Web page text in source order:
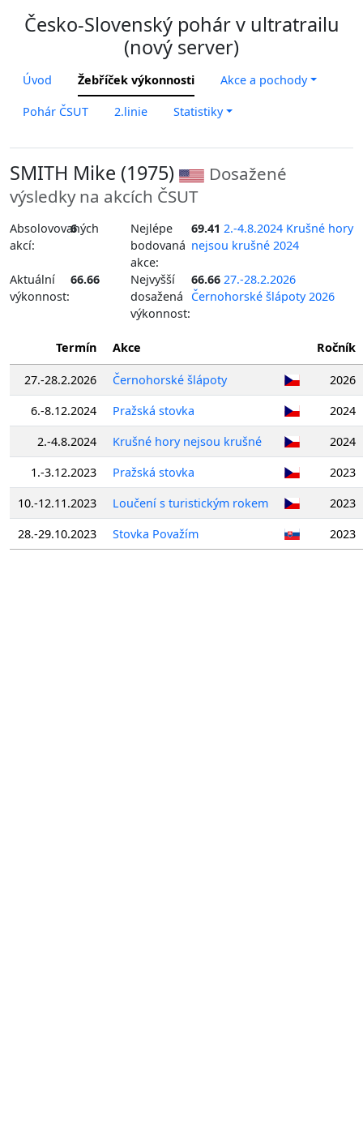
Česko-Slovenský pohár v ultratrailu
(nový server)
Úvod Žebříček výkonnosti Akce a pochody
Pohár ČSUT 2.linie Statistiky
SMITH Mike (1975)
Dosažené
výsledky na akcích ČSUT
Absolovovaných
akcí:
6
Nejlépe
bodovaná
akce:
69.41 2.-4.8.2024 Krušné hory
nejsou krušné 2024
Aktuální
výkonnost:
66.66
Nejvyšší
dosažená
výkonnost:
66.66 27.-28.2.2026
Černohorské šlápoty 2026
Termín Akce Ročník
27.-28.2.2026 Černohorské šlápoty
2026
6.-8.12.2024
Pražská stovka
2024
2.-4.8.2024
Krušné hory nejsou krušné
2024
1.-3.12.2023
Pražská stovka
2023
10.-12.11.2023
Loučení s turistickým rokem
2023
28.-29.10.2023
Stovka Považím 2023